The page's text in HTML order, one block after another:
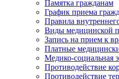
Памятка гражданам
График приема
Правила
Виды медицинской
Запись на прием к
Платные
Медико-социальная
Противодействие
Противодействие